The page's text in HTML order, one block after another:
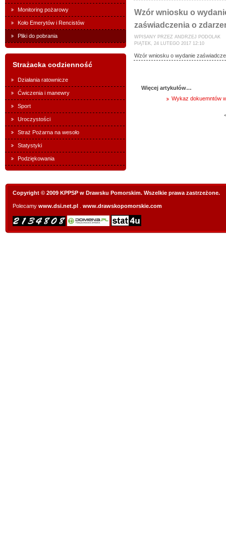
Monitoring pożarowy
Koło Emerytów i Rencistów
Pliki do pobrania
Strażacka codzienność
Działania ratownicze
Ćwiczenia i manewry
Sport
Uroczystości
Straż Pożarna na wesoło
Statystyki
Podziękowania
Wzór wniosku o
zaświadczenia o
WPISANY PRZEZ ANDRZEJ PODOLAK
PIĄTEK, 24 LUTEGO 2017 12:10
Wzór wniosku o wydanie
Więcej artykułów…
Wykaz dokuemntów
Copyright © 2009 KPPSP w Drawsku Pomorskim. Wszelkie prawa zastrzeżone.
Polecamy www.dsi.net.pl www.drawskopomorskie.com